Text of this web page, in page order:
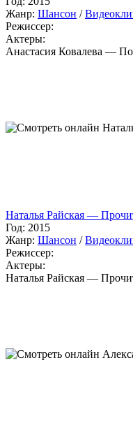
Жанр: Шансон /
Режиссер:
Актеры:
Анастасия Ковалева —
Наталья Райская —
Год: 2015
Жанр: Шансон /
Режиссер:
Актеры:
Наталья Райская —